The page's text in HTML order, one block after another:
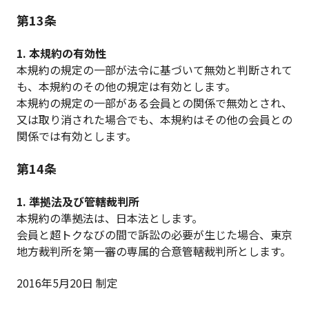
第13条
1. 本規約の有効性
本規約の規定の一部が法令に基づいて無効と判断されて
も、本規約のその他の規定は有効とします。
本規約の規定の一部がある会員との関係で無効とされ、
又は取り消された場合でも、本規約はその他の会員との
関係では有効とします。
第14条
1. 準拠法及び管轄裁判所
本規約の準拠法は、日本法とします。
会員と超トクなびの間で訴訟の必要が生じた場合、東京
地方裁判所を第一審の専属的合意管轄裁判所とします。
2016年5月20日 制定